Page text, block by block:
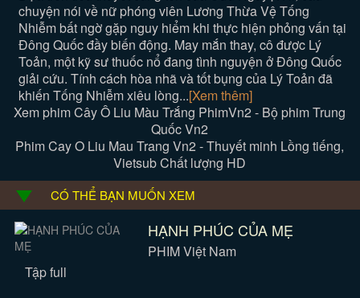
chuyện nói về nữ phóng viên Lương Thừa Vệ Tống
Nhiễm bất ngờ gặp nguy hiểm khi thực hiện phỏng vấn tại
Đông Quốc đầy biến động. May mắn thay, cô được Lý
Toản, một kỹ sư thuốc nổ đang tình nguyện ở Đông Quốc
giải cứu. Tính cách hòa nhã và tốt bụng của Lý Toản đã
khiến Tống Nhiễm xiêu lòng...[Xem thêm]
Xem phim Cây Ô Liu Màu Trắng PhimVn2 - Bộ phim Trung
Quốc Vn2
Phim Cay O Liu Mau Trang Vn2 - Thuyết minh Lồng tiếng,
Vietsub Chất lượng HD
CÓ THỂ BẠN MUỐN XEM
HẠNH PHÚC CỦA MẸ
PHIM Việt Nam
Tập full